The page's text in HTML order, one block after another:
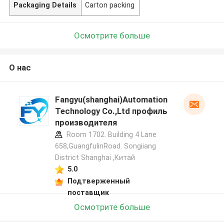
Packaging Details Carton packing
Осмотрите больше
О нас
Fangyu(shanghai)Automation
Technology Co.,Ltd профиль
производителя
Room 1702. Building 4 Lane
658,GuangfulinRoad. Songiiang
District Shanghai ,Китай
5.0
Подтверженный
поставщик
Осмотрите больше